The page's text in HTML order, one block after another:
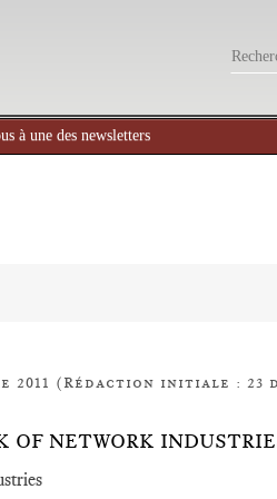
à une des newsletters
2011 (Rédaction initiale : 23
OF NETWORK